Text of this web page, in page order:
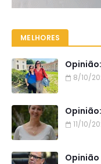
MELHORES
8/10/
11/10/